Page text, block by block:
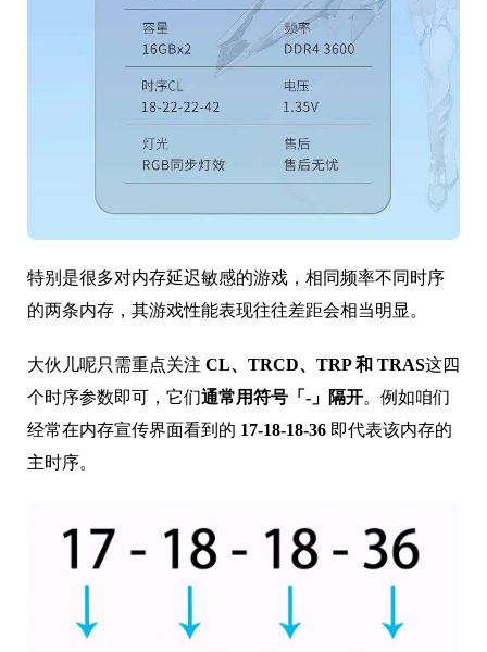
特别是很多对内存延迟敏感的游戏，相同频率不同时序
的两条内存，其游戏性能表现往往差距会相当明显。
大伙儿呢只需重点关注 CL、TRCD、TRP 和 TRAS这四
个时序参数即可，它们通常用符号「-」隔开。例如咱们
经常在内存宣传界面看到的 17-18-18-36 即代表该内存的
主时序。